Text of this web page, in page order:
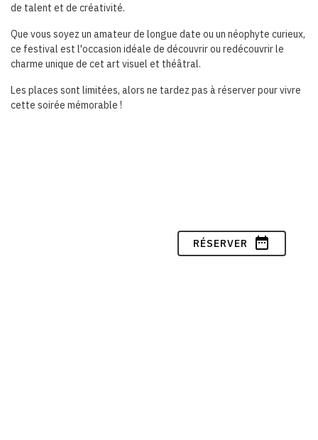
de talent et de créativité.
Que vous soyez un amateur de longue date ou un néophyte curieux,
ce festival est l'occasion idéale de découvrir ou redécouvrir le
charme unique de cet art visuel et théâtral.
Les places sont limitées, alors ne tardez pas à réserver pour vivre
cette soirée mémorable !
RÉSERVER date_range